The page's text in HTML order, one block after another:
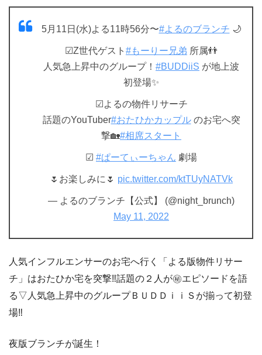
5月11日(水)よる11時56分〜#よるのブランチ 🌙
☑︎Z世代ゲスト #もーりー兄弟 所属👬
人気急上昇中のグループ！ #BUDDiiS が地上波
初登場✨
☑︎よるの物件リサーチ
話題のYouTuber#おたひかカップルのお宅へ突
撃🏡#相席スタート
☑︎ #ぱーてぃーちゃん 劇場
🌷お楽しみに🌷 pic.twitter.com/ktTUyNATVk
— よるのブランチ【公式】 (@night_brunch)
May 11, 2022
人気インフルエンサーのお宅へ行く「よる版物件リサー
チ」はおたひか宅を突撃‼話題の２人が㊙エピソードを語
る▽人気急上昇中のグループＢＵＤＤｉｉＳが揃って初登
場‼
夜版ブランチが誕生！